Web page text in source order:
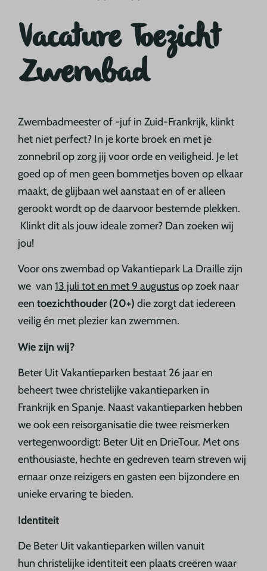
Vacature Toezicht
Zwembad
Zwembadmeester of -juf in Zuid-Frankrijk, klinkt
het niet perfect? In je korte broek en met je
zonnebril op zorg jij voor orde en veiligheid. Je let
goed op of men geen bommetjes boven op elkaar
maakt, de glijbaan wel aanstaat en of er alleen
gerookt wordt op de daarvoor bestemde plekken.
Klinkt dit als jouw ideale zomer? Dan zoeken wij
jou!
Voor ons zwembad op Vakantiepark La Draille zijn
we van13 juli tot en met 9 augustusop zoek naar
eentoezichthouder (20+) die zorgt dat iedereen
veilig én met plezier kan zwemmen.
Wie zijn wij?
Beter Uit Vakantieparken bestaat 26 jaar en
beheert twee christelijke vakantieparken in
Frankrijk en Spanje. Naast vakantieparken hebben
we ook een reisorganisatie die twee reismerken
vertegenwoordigt: Beter Uit en DrieTour. Met ons
enthousiaste, hechte en gedreven team streven wij
ernaar onze reizigers en gasten een bijzondere en
unieke ervaring te bieden.
Identiteit
De Beter Uit vakantieparken willen vanuit
hun christelijke identiteit een plaats creëren waar